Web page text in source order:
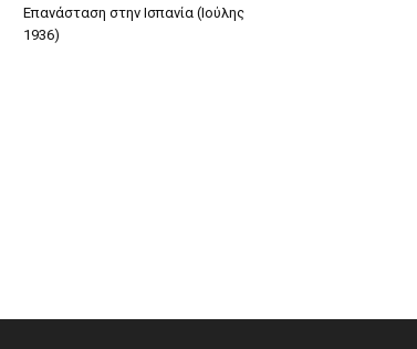
Επανάσταση στην Ισπανία (Ιούλης
1936)